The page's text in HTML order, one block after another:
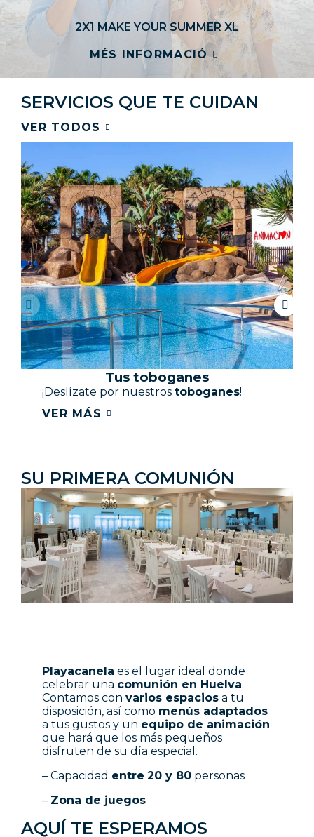
2X1 MAKE YOUR SUMMER XL
MÉS INFORMACIÓ
SERVICIOS QUE TE CUIDAN​
VER TODOS
Tus toboganes
¡Deslízate por nuestros toboganes!
VER MÁS
SU PRIMERA COMUNIÓN
Playacanela es el lugar ideal donde
celebrar una comunión en Huelva.
Contamos con varios espacios a tu
disposición, así como menús adaptados
a tus gustos y un equipo de animación
que hará que los más pequeños
disfruten de su día especial.
– Capacidad entre 20 y 80 personas
– Zona de juegos
AQUÍ TE ESPERAMOS​